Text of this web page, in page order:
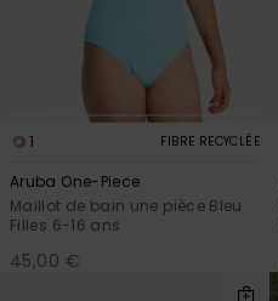
1 FIBRE RECYCLÉE
Aruba One-Piece
Maillot de bain une pièce Bleu
Filles 6-16 ans
45,00 €